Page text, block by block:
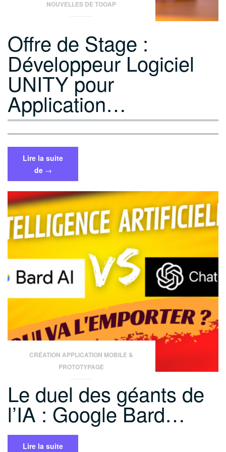
NOUVELLES DE TOOAP
Offre de Stage :
Développeur Logiciel
UNITY pour
Application…
Lire la suite
de « Offre
de
Stage
:
Développeur
Logiciel
UNITY
Web
(Stage
de
2
mois,
Juillet-
2024) »
→
CRÉATION APPLICATION MOBILE &
PROTOTYPAGE
Le duel des géants de
l’IA : Google Bard…
Lire la suite